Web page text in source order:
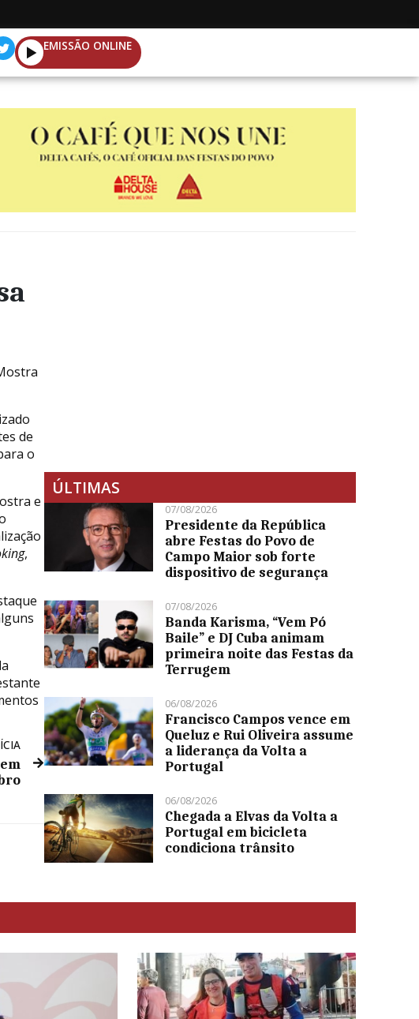
EMISSÃO ONLINE
de
o
e
,
ÚLTIMAS
07/08/2026
Presidente da República
abre Festas do Povo de
Campo Maior sob forte
dispositivo de segurança
07/08/2026
Banda Karisma, “Vem Pó
Baile” e DJ Cuba animam
primeira noite das Festas da
Terrugem
06/08/2026
Francisco Campos vence em
Queluz e Rui Oliveira assume
a liderança da Volta a
Portugal
06/08/2026
Chegada a Elvas da Volta a
Portugal em bicicleta
condiciona trânsito